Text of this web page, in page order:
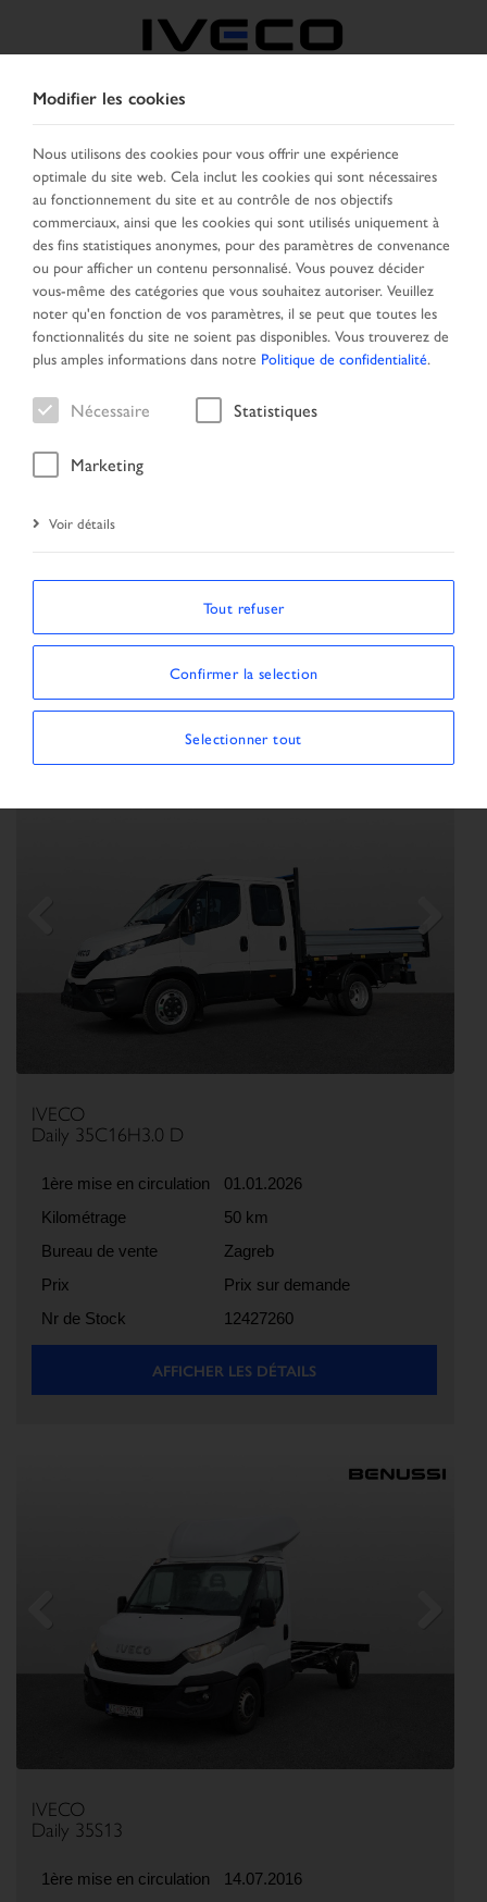
BELGIQUE
SELECTIONNER UN PAYS CHANGER DE LANGUE
Toggle
navigation
MENU
Résultat de la recherche
Page daccueil Recherche
MONTRANT 69 VÉHICULES
Afficher / Masquer les filtres
Type de véhicule:Utilitaire ×
Next
IVECO
Daily 35C16H3.0 D
1ère mise en circulation
01.01.2026
Kilométrage
50 km
Bureau de vente
Zagreb
Prix
Prix sur demande
Nr de Stock
12427260
AFFICHER LES DÉTAILS
IVECO
Daily 35S13
1ère mise en circulation
14.07.2016
Modifier les cookies
Nous utilisons des cookies pour vous offrir une expérience
optimale du site web. Cela inclut les cookies qui sont nécessaires
au fonctionnement du site et au contrôle de nos objectifs
commerciaux, ainsi que les cookies qui sont utilisés uniquement à
des fins statistiques anonymes, pour des paramètres de convenance
ou pour afficher un contenu personnalisé. Vous pouvez décider
vous-même des catégories que vous souhaitez autoriser. Veuillez
noter qu'en fonction de vos paramètres, il se peut que toutes les
fonctionnalités du site ne soient pas disponibles. Vous trouverez de
plus amples informations dans notre Politique de confidentialité.
Nécessaire Statistiques
Marketing
Voir détails
Tout refuser
Confirmer la selection
Selectionner tout